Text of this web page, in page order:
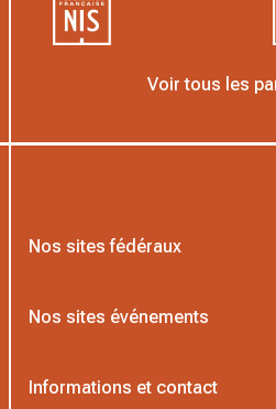
Voir tous les
Nos sites fédéraux
Nos sites événements
Informations et contact